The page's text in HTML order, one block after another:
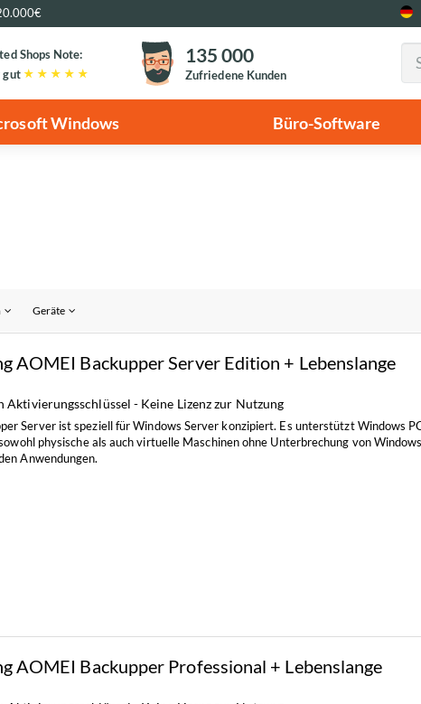
Shops Note:
gut
135 000
Zufriedene Kunden
Windows Büro-Software
Geräte
AOMEI Backupper Server Edition + Lebenslange
Aktivierungsschlüssel - Keine Lizenz zur Nutzung
Server ist speziell für Windows Server konzipiert. Es unterstützt Windows
physische als auch virtuelle Maschinen ohne Unterbrechung von
Anwendungen.
AOMEI Backupper Professional + Lebenslange